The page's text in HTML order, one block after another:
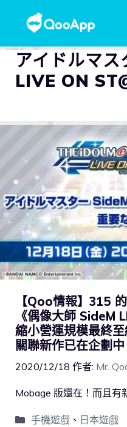
アイドルマ
LIVE ON
【Qoo情報】315
《偶像大師 SideM
縮小營運規模最終
關聯新作已在企劃中
2020/12/18 作者: Mr.
Mobage 版還在！而且有
手機遊戲、 日本遊戲